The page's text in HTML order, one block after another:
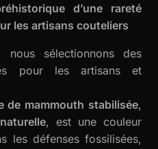
d’une rareté
les artisans couteliers
nous sélectionnons des
pour les artisans et
de mammouth stabilisée,
, est une couleur
les défenses fossilisées,